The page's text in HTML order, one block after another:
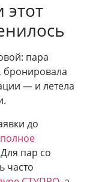
пара
бронировала
— и летела
до
полное
пар со
часто